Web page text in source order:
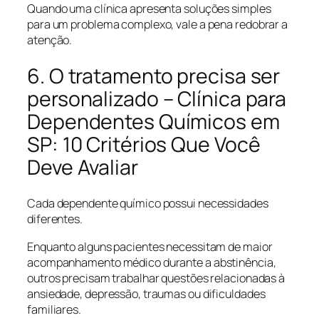
Quando uma clínica apresenta soluções simples
para um problema complexo, vale a pena redobrar a
atenção.
6. O tratamento precisa ser
personalizado – Clínica para
Dependentes Químicos em
SP: 10 Critérios Que Você
Deve Avaliar
Cada dependente químico possui necessidades
diferentes.
Enquanto alguns pacientes necessitam de maior
acompanhamento médico durante a abstinência,
outros precisam trabalhar questões relacionadas à
ansiedade, depressão, traumas ou dificuldades
familiares.